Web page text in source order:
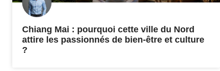
Chiang Mai : pourquoi cette ville du Nord
attire les passionnés de bien-être et culture
?